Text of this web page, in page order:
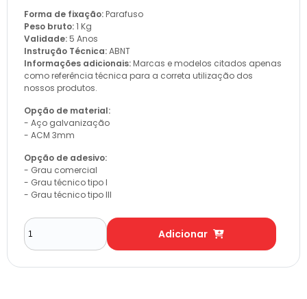
Forma de fixação: Parafuso
Peso bruto:1 Kg
Validade: 5 Anos
Instrução Técnica:ABNT
Informações adicionais: Marcas e modelos citados apenas
como referência técnica para a correta utilização dos
nossos produtos.
Opção de material:
- Aço galvanização
- ACM 3mm
Opção de adesivo:
- Grau comercial
- Grau técnico tipo I
- Grau técnico tipo III
Adicionar